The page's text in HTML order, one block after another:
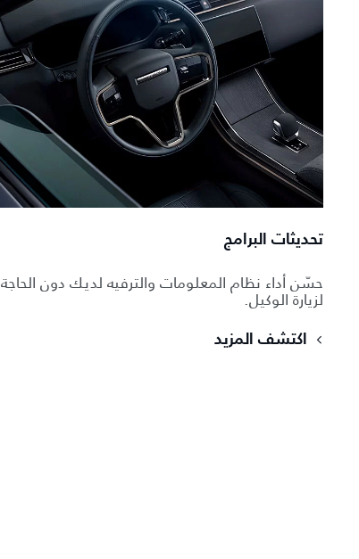
تحديثات البرامج
حسّن أداء نظام المعلومات والترفيه لديك دون الحاجة
لزيارة الوكيل.
اكتشف المزيد